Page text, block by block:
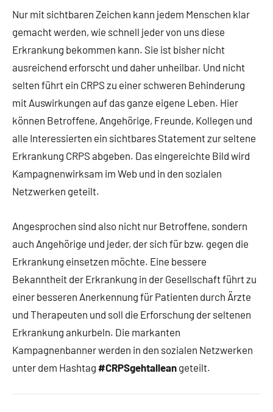
Nur mit sichtbaren Zeichen kann jedem Menschen klar
gemacht werden, wie schnell jeder von uns diese
Erkrankung bekommen kann. Sie ist bisher nicht
ausreichend erforscht und daher unheilbar. Und nicht
selten führt ein CRPS zu einer schweren Behinderung
mit Auswirkungen auf das ganze eigene Leben. Hier
können Betroffene, Angehörige, Freunde, Kollegen und
alle Interessierten ein sichtbares Statement zur seltene
Erkrankung CRPS abgeben. Das eingereichte Bild wird
Kampagnenwirksam im Web und in den sozialen
Netzwerken geteilt.
Angesprochen sind also nicht nur Betroffene, sondern
auch Angehörige und jeder, der sich für bzw. gegen die
Erkrankung einsetzen möchte. Eine bessere
Bekanntheit der Erkrankung in der Gesellschaft führt zu
einer besseren Anerkennung für Patienten durch Ärzte
und Therapeuten und soll die Erforschung der seltenen
Erkrankung ankurbeln. Die markanten
Kampagnenbanner werden in den sozialen Netzwerken
unter dem Hashtag #CRPSgehtallean geteilt.